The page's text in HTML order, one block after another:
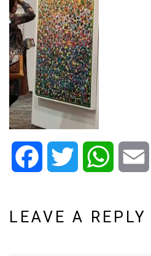
Facebook Twitter WhatsApp
LEAVE A REPLY